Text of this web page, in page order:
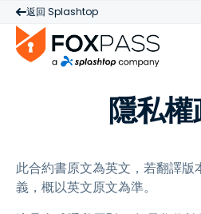
返回 Splashtop
隱私
此合約書原文為英文，若翻譯版
義，概以英文原文為準。